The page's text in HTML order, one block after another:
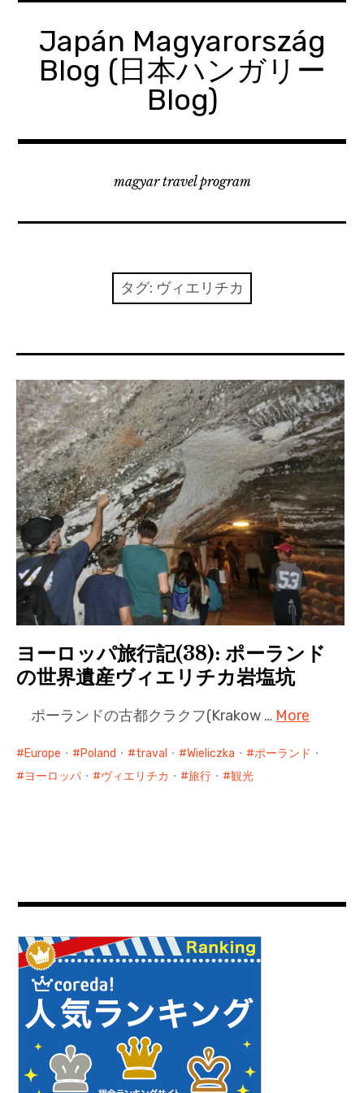
Japán Magyarország
Blog (日本ハンガリー
Blog)
magyar travel program
タグ: ヴィエリチカ
ヨーロッパ旅行記(38): ポーランド
の世界遺産ヴィエリチカ岩塩坑
ポーランドの古都クラクフ(Krakow … More
Europe ・ Poland ・ traval ・ Wieliczka ・ ポーランド ・
ヨーロッパ ・ ヴィエリチカ ・ 旅行 ・ 観光